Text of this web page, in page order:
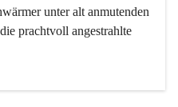
unter alt anmutenden
prachtvoll angestrahlte
mehr, ist aber integrativer